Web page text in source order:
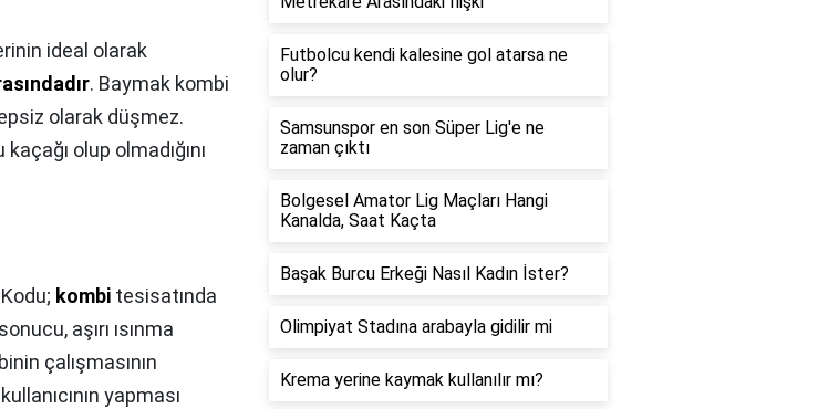
ideal olarak
. Baymak kombi
olarak düşmez.
olup olmadığını
kombi tesisatında
aşırı ısınma
çalışmasının
yapması
Futbolcu kendi kalesine gol atarsa ne
olur?
Samsunspor en son Süper Lig'e ne
zaman çıktı
Bolgesel Amator Lig Maçları Hangi
Kanalda, Saat Kaçta
Başak Burcu Erkeği Nasıl Kadın İster?
Olimpiyat Stadına arabayla gidilir mi
Krema yerine kaymak kullanılır mı?